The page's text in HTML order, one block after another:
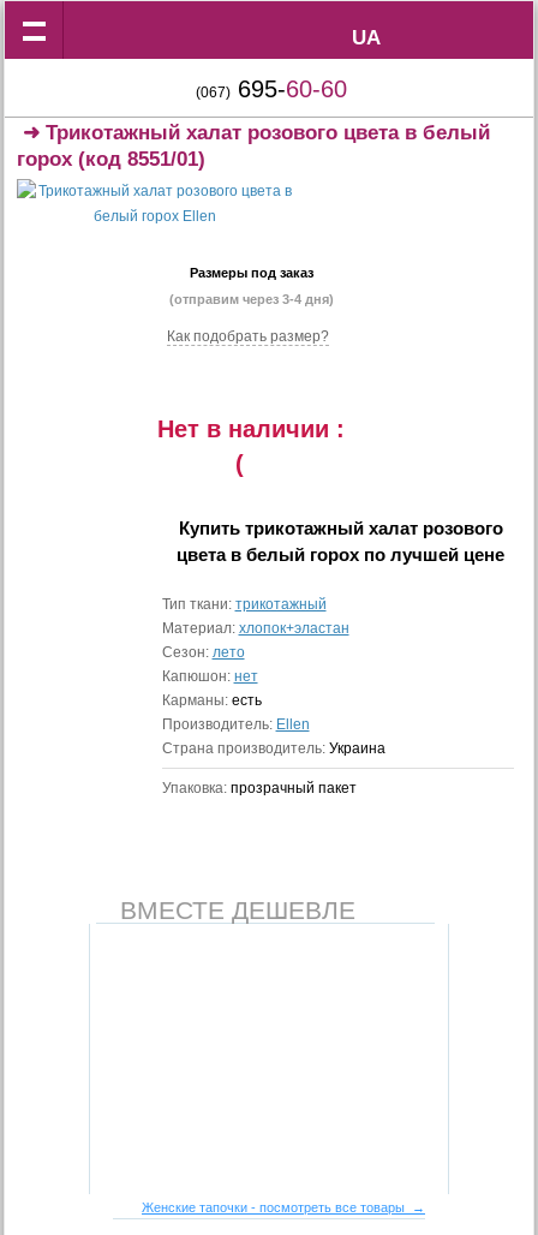
UA
UA
(067) 695-60-60
➜Трикотажный халат розового цвета в белый
горох (код 8551/01)
Размеры под заказ
(отправим через 3-4 дня)
Как подобрать размер?
Нет в наличии :
(
Купить трикотажный халат розового
цвета в белый горох по лучшей цене
Тип ткани: трикотажный
Материал: хлопок+эластан
Сезон: лето
Капюшон: нет
Карманы: есть
Производитель: Ellen
Страна производитель: Украина
Упаковка: прозрачный пакет
ВМЕСТЕ ДЕШЕВЛЕ
Женские тапочки - посмотреть все товары →